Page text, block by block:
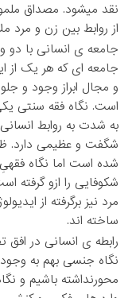
نقد میشود. مصداق
از روابط بین زن و مرد
جامعه ی انسانی با دو
جامعه ای که هر یک از
و مجال ابراز وجود و
است. نگاه فقه سنتی
به شدت به روابط
شگفت و عظیمی دارد.
شده است اما نگاه
شکوفایی را ازو گرفته
مرد نیز برگرفته از
ساخته اند.
رابطه ی انسانی در افق
نگاه جنسی بهم به
محورنداشته باشیم و